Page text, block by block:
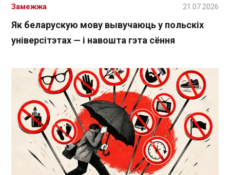
Як беларускую мову вывучаюць у польскіх
універсітэтах — і навошта гэта сёння
Замежжа 21.07.2026